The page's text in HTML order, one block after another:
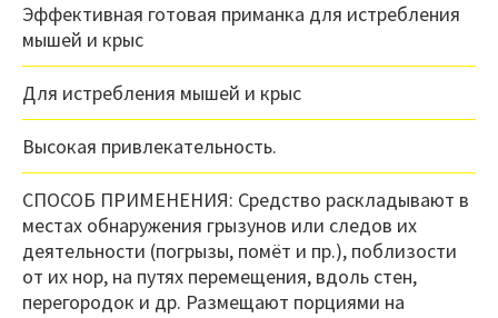
Эффективная готовая приманка для истребления
мышей и крыс
Для истребления мышей и крыс
Высокая привлекательность.
СПОСОБ ПРИМЕНЕНИЯ: Средство раскладывают в
местах обнаружения грызунов или следов их
деятельности (погрызы, помёт и пр.), поблизости
от их нор, на путях перемещения, вдоль стен,
перегородок и др. Размещают порциями на